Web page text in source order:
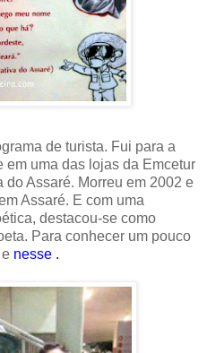
de turista. Fui para a
em uma das lojas da Emcetur
Assaré. Morreu em 2002 e
Assaré. E com uma
destacou-se como
Para conhecer um pouco
e nesse .